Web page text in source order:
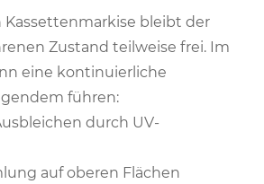
Kassettenmarkise bleibt der
Zustand teilweise frei. Im
eine kontinuierliche
führen:
durch UV-
auf oberen Flächen